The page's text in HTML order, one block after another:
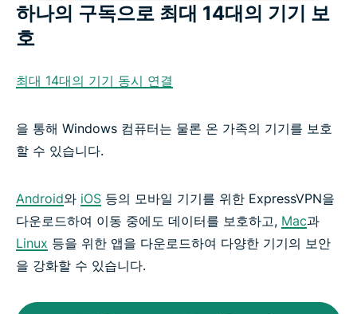
하나의 구독으로 최대 14대의 기기 보
호
최대 14대의 기기 동시 연결
을 통해 Windows 컴퓨터는 물론 온 가족의 기기를 보호
할 수 있습니다.
Android와 iOS 등의 모바일 기기를 위한 ExpressVPN을
다운로드하여 이동 중에도 데이터를 보호하고, Mac과
Linux 등을 위한 앱을 다운로드하여 다양한 기기의 보안
을 강화할 수 있습니다.